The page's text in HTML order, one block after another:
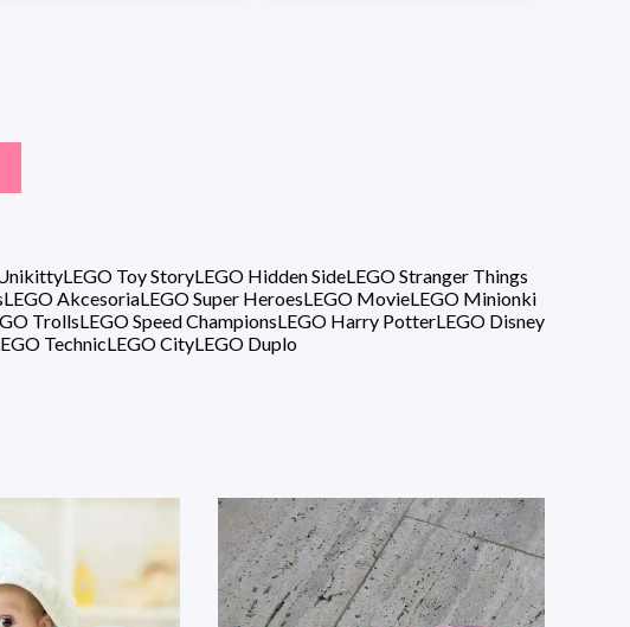
LEGO Toy StoryLEGO Hidden SideLEGO Stranger Things
LEGO AkcesoriaLEGO Super HeroesLEGO MovieLEGO Minionki
TrollsLEGO Speed ChampionsLEGO Harry PotterLEGO Disney
TechnicLEGO CityLEGO Duplo